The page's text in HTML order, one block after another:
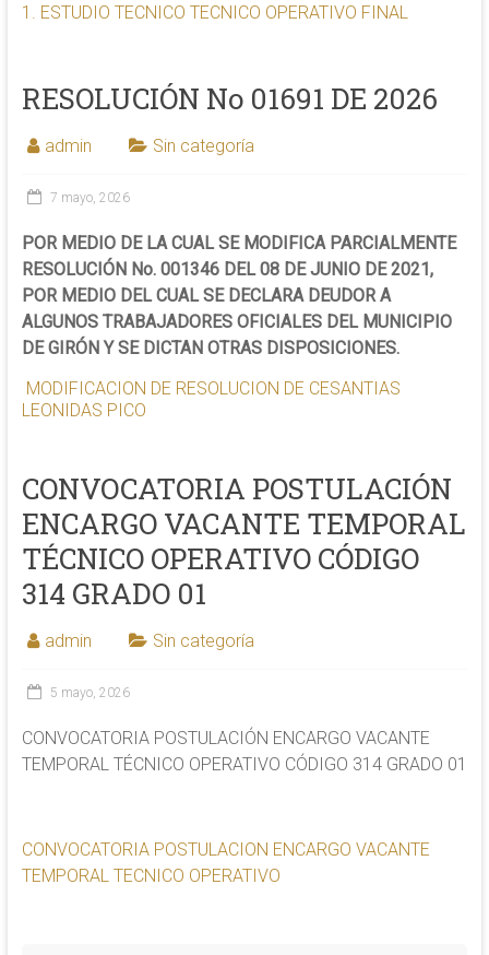
1. ESTUDIO TECNICO TECNICO OPERATIVO FINAL
RESOLUCIÓN No 01691 DE 2026
admin Sin categoría
7 mayo, 2026
POR MEDIO DE LA CUAL SE MODIFICA PARCIALMENTE
RESOLUCIÓN No. 001346 DEL 08 DE JUNIO DE 2021,
POR MEDIO DEL CUAL SE DECLARA DEUDOR A
ALGUNOS TRABAJADORES OFICIALES DEL MUNICIPIO
DE GIRÓN Y SE DICTAN OTRAS DISPOSICIONES.
MODIFICACION DE RESOLUCION DE CESANTIAS
LEONIDAS PICO
CONVOCATORIA POSTULACIÓN
ENCARGO VACANTE TEMPORAL
TÉCNICO OPERATIVO CÓDIGO
314 GRADO 01
admin Sin categoría
5 mayo, 2026
CONVOCATORIA POSTULACIÓN ENCARGO VACANTE
TEMPORAL TÉCNICO OPERATIVO CÓDIGO 314 GRADO 01
CONVOCATORIA POSTULACION ENCARGO VACANTE
TEMPORAL TECNICO OPERATIVO